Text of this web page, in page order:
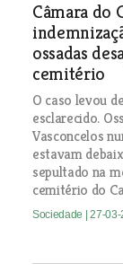
Câmara do
ossadas
cemitério
O caso levou
esclarecido.
Vasconcelos
estavam
sepultado na
cemitério do
Sociedade | 27-